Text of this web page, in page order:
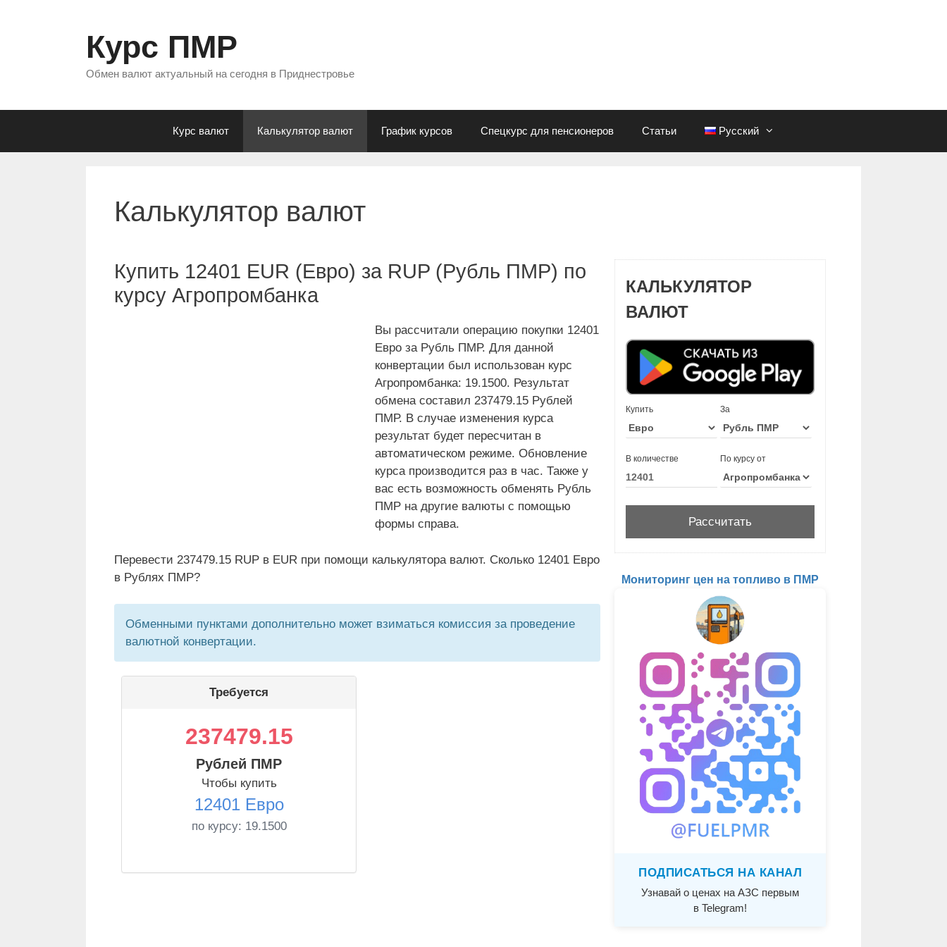
Курс ПМР
Обмен валют актуальный на сегодня в Приднестровье
Курс валют Калькулятор валют График курсов Спецкурс для пенсионеров Статьи Русский
Калькулятор валют
Купить 12401 EUR (Евро) за RUP (Рубль ПМР) по
курсу Агропромбанка
Вы рассчитали операцию покупки 12401
Евро за Рубль ПМР. Для данной
конвертации был использован курс
Агропромбанка: 19.1500. Результат
обмена составил 237479.15 Рублей
ПМР. В случае изменения курса
результат будет пересчитан в
автоматическом режиме. Обновление
курса производится раз в час. Также у
вас есть возможность обменять Рубль
ПМР на другие валюты с помощью
формы справа.
Перевести 237479.15 RUP в EUR при помощи калькулятора валют. Сколько 12401 Евро
в Рублях ПМР?
Обменными пунктами дополнительно может взиматься комиссия за проведение
валютной конвертации.
Требуется
237479.15
Рублей ПМР
Чтобы купить
12401 Евро
по курсу: 19.1500
КАЛЬКУЛЯТОР
ВАЛЮТ
Купить За
В количестве По курсу от
Мониторинг цен на топливо в ПМР
ПОДПИСАТЬСЯ НА КАНАЛ
Узнавай о ценах на АЗС первым
в Telegram!